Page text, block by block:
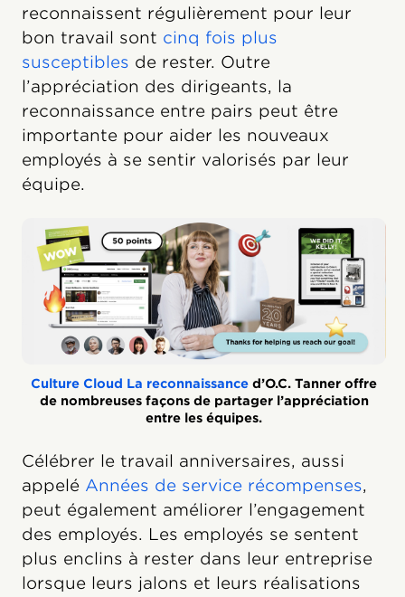
reconnaissent régulièrement pour leur
bon travail sont cinq fois plus
susceptibles de rester. Outre
l’appréciation des dirigeants, la
reconnaissance entre pairs peut être
importante pour aider les nouveaux
employés à se sentir valorisés par leur
équipe.
Culture Cloud La reconnaissance d’O.C. Tanner offre
de nombreuses façons de partager l’appréciation
entre les équipes.
Célébrer le travail anniversaires, aussi
appelé Années de service récompenses,
peut également améliorer l’engagement
des employés. Les employés se sentent
plus enclins à rester dans leur entreprise
lorsque leurs jalons et leurs réalisations